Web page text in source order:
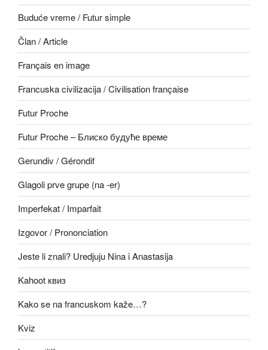
Buduće vreme / Futur simple
Član / Article
Français en image
Francuska civilizacija / Civilisation française
Futur Proche
Futur Proche – Блиско будуће време
Gerundiv / Gérondif
Glagoli prve grupe (na -er)
Imperfekat / Imparfait
Izgovor / Prononciation
Jeste li znali? Uredjuju Nina i Anastasija
Kahoot квиз
Kako se na francuskom kaže…?
Kviz